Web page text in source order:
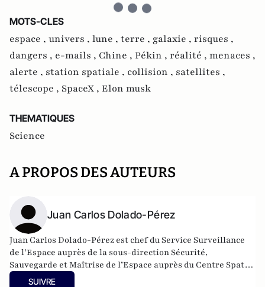
MOTS-CLES
espace , univers , lune , terre , galaxie , risques ,
dangers , e-mails , Chine , Pékin , réalité , menaces ,
alerte , station spatiale , collision , satellites ,
télescope , SpaceX , Elon musk
THEMATIQUES
Science
A PROPOS DES AUTEURS
Juan Carlos Dolado-Pérez
Juan Carlos Dolado-Pérez est chef du Service Surveillance
de l’Espace auprès de la sous-direction Sécurité,
Sauvegarde et Maîtrise de l’Espace auprès du Centre Spatial
de Toulouse.
SUIVRE